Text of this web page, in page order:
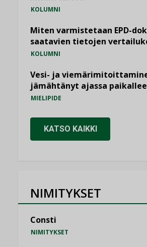
KOLUMNI
Miten varmistetaan EPD-
saatavien tietojen
KOLUMNI
Vesi- ja
jämähtänyt ajassa
MIELIPIDE
KATSO KAIKKI
NIMITYKSET
Consti
NIMITYKSET